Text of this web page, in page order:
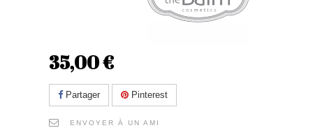
35,00 €
Partager Pinterest
ENVOYER À UN AMI